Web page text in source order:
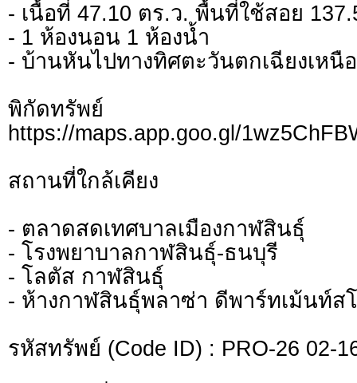
- เนื้อที่ 47.10 ตร.ว. พื้นที่ใช้สอย
- 1 ห้องนอน 1 ห้องน้ำ
- บ้านหันไปทางทิศตะวันตกเฉียงเหนือ
พิกัดทรั
https://maps.app.goo.gl/
สถานที่ใกล้เคียง
- ตลาดสดเทศบาลเมืองกาฬสินธุ์
- โรงพยาบาลกาฬสินธุ์-ธนบุรี
- โลตัส กาฬสินธุ์
- ห้างกาฬสินธุ์พลาซ่า ดีพาร์ทเม้นท์ส
รหัสทรัพย์ (Code ID) : PRO-26 02-